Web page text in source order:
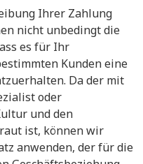
Ihrer Zahlung
nicht unbedingt die
es für Ihr
Kunden eine
Da der mit
oder
und den
ist, können wir
anwenden, der für die